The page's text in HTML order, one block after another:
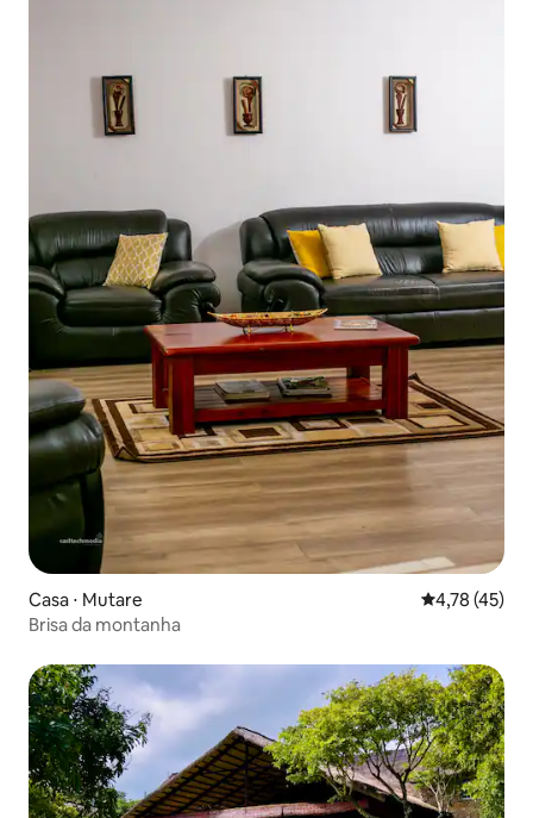
Casa ⋅ Mutare 4,78 de uma
4,78 (45)
Brisa da montanha